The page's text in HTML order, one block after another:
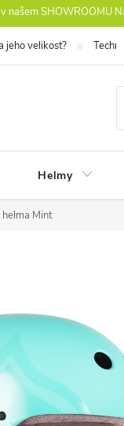
našem SHOWROOMU
jeho velikost?
Helmy
Mint